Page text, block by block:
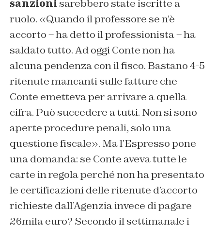
sanzioni sarebbero state iscritte a
ruolo. «Quando il professore se n’è
accorto – ha detto il professionista – ha
saldato tutto. Ad oggi Conte non ha
alcuna pendenza con il fisco. Bastano 4-5
ritenute mancanti sulle fatture che
Conte emetteva per arrivare a quella
cifra. Può succedere a tutti. Non si sono
aperte procedure penali, solo una
questione fiscale». Ma l’Espresso pone
una domanda: se Conte aveva tutte le
carte in regola perché non ha presentato
le certificazioni delle ritenute d’accorto
richieste dall’Agenzia invece di pagare
26mila euro? Secondo il settimanale i